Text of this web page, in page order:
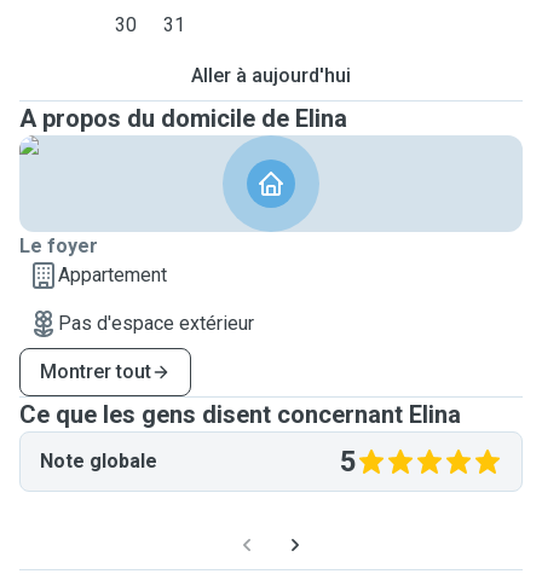
30 31
Aller à aujourd'hui
A propos du domicile de Elina
Le foyer
Appartement
Pas d'espace extérieur
Montrer tout
Ce que les gens disent concernant Elina
Note globale 5